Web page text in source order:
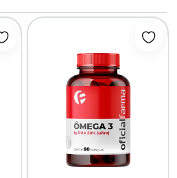
Adicionar à lista de desejos